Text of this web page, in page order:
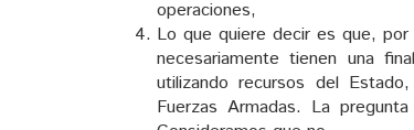
operaciones,
Lo que quiere decir es que,
necesariamente tienen una
utilizando recursos del
Fuerzas Armadas. La